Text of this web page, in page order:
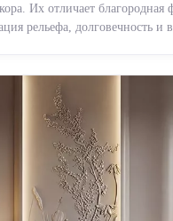
Их отличает благородная
рельефа, долговечность и